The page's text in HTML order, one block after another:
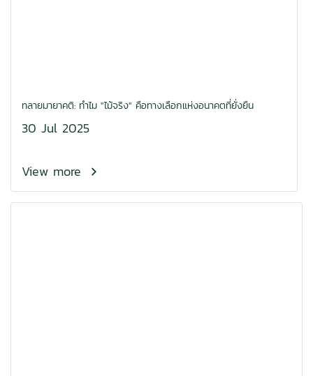
ทลายมายาคติ: ทำไม "ไม้จริง" คือทางเลือกแห่งอนาคตที่ยั่งยืน
30 Jul 2025
View more